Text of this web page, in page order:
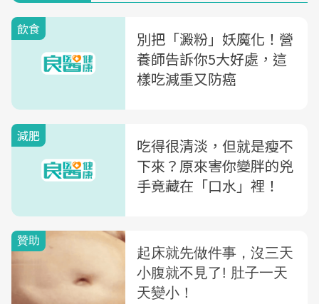
飲食
別把「澱粉」妖魔化！營
養師告訴你5大好處，這
樣吃減重又防癌
減肥
吃得很清淡，但就是瘦不
下來？原來害你變胖的兇
手竟藏在「口水」裡！